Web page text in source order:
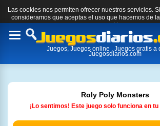
Las cookies nos permiten ofrecer nuestros servicios.
consideramos que aceptas el uso que hacemos de
cookies.
Toggle
Juegos, Juegos online , Juegos gratis a
Juegosdiarios.com
Roly Poly Monsters
¡Lo sentimos! Este juego solo funciona en